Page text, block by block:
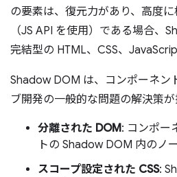
の要素は、復元力があり、高度
（JS API を使用）である場合、
完結型の HTML、CSS、
Shadow DOM は、コンポーネン
ブ開発の一般的な問題の解決策が
分離された DOM: コンポー
トの Shadow DOM 内のノ
スコープ設定された CSS: